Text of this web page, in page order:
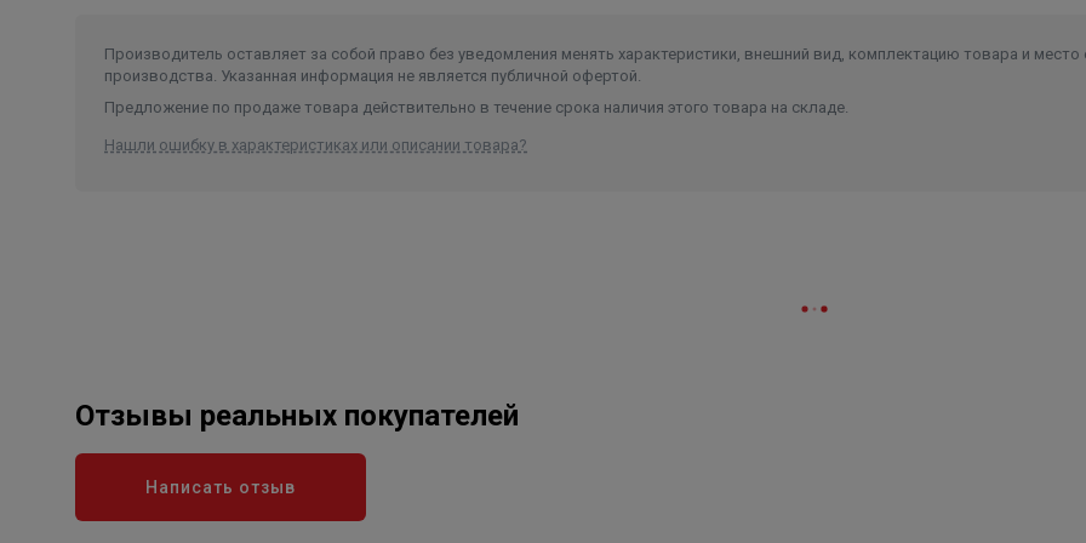
Производитель оставляет за собой право без уведомления менять характеристики, внешний вид, комплектацию товара и место
производства. Указанная информация не является публичной офертой.
Предложение по продаже товара действительно в течение срока наличия этого товара на складе.
Нашли ошибку в характеристиках или описании товара?
Отзывы реальных покупателей
Написать отзыв